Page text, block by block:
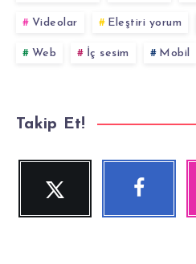
Videolar Eleştiri yorum
Web İç sesim Mobil
Takip Et!
Twitter Facebook